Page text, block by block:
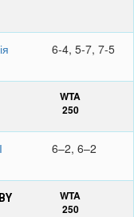
6-4, 5-7, 7-5
WTA
250
6–2, 6–2
WTA
250